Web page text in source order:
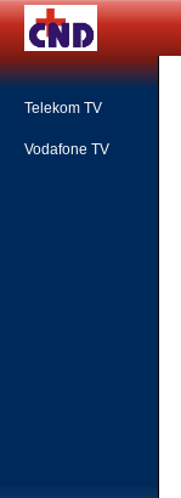
Telekom TV
Vodafone TV